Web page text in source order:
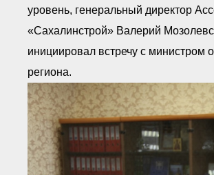
Политика
Орган
Членство в
Работа в
техническим
уровень, генеральный директор
«Сахалинстрой» Валерий
инициировал встречу с министром
региона.